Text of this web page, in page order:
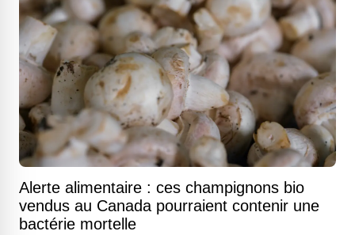
Alerte alimentaire : ces champignons bio
vendus au Canada pourraient contenir une
bactérie mortelle